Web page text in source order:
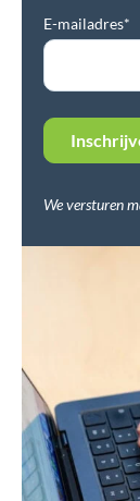
E-mailadres*
We versturen